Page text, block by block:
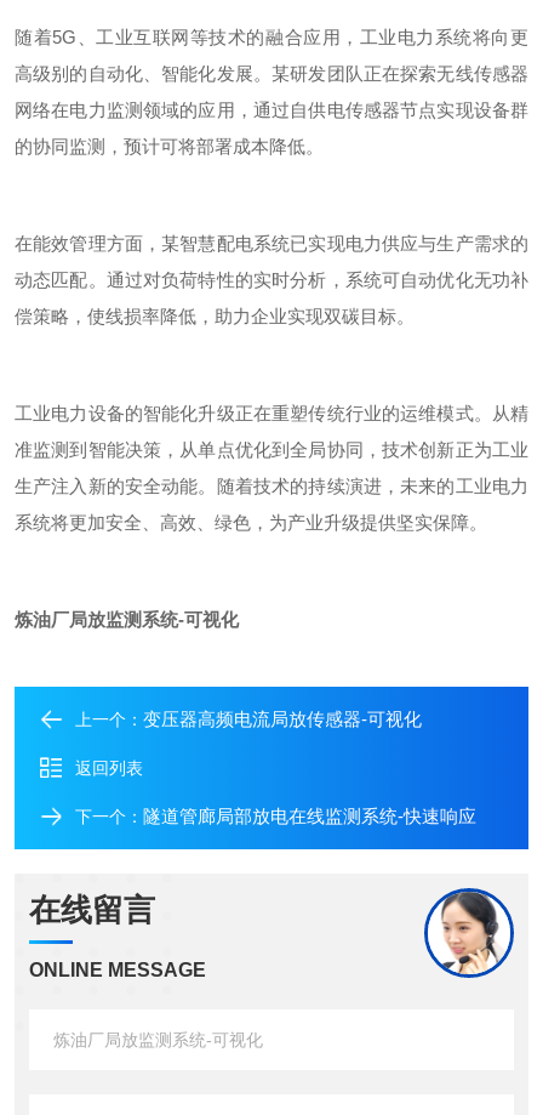
随着5G 、工业互联网等技术的融合应用，工业电力系统将向更
高级别的自动化、智能化发展。某研发团队正在探索无线传感器
网络在电力监测领域的应用，通过自供电传感器节点实现设备群
的协同监测，预计可将部署成本降低。
在能效管理方面，某智慧配电系统已实现电力供应与生产需求的
动态匹配。通过对负荷特性的实时分析，系统可自动优化无功补
偿策略，使线损率降低，助力企业实现双碳目标。
工业电力设备的智能化升级正在重塑传统行业的运维模式。从精
准监测到智能决策，从单点优化到全局协同，技术创新正为工业
生产注入新的安全动能。随着技术的持续演进，未来的工业电力
系统将更加安全、高效、绿色，为产业升级提供坚实保障。
炼油厂局放监测系统-可视化
上一个： 变压器高频电流局放传感器-可视化
返回列表
下一个： 隧道管廊局部放电在线监测系统-快速响应
在线留言
ONLINE MESSAGE